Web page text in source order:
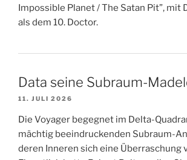
Impossible Planet / The Satan Pit”, mit
als dem 10. Doctor.
Data seine Subraum-
11. JULI 2026
Die Voyager begegnet im Delta-
mächtig beeindruckenden Subraum-
deren Inneren sich eine Überraschung